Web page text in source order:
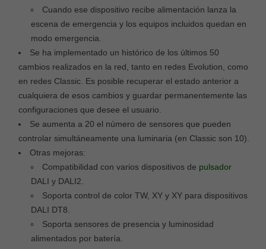
Cuando ese dispositivo recibe alimentación lanza la
escena de emergencia y los equipos incluidos quedan en
modo emergencia.
Se ha implementado un histórico de los últimos 50
cambios realizados en la red, tanto en redes Evolution, como
en redes Classic. Es posible recuperar el estado anterior a
cualquiera de esos cambios y guardar permanentemente las
configuraciones que desee el usuario.
Se aumenta a 20 el número de sensores que pueden
controlar simultáneamente una luminaria (en Classic son 10).
Otras mejoras:
Compatibilidad con varios dispositivos de pulsador
DALI y DALI2.
Soporta control de color TW, XY y XY para dispositivos
DALI DT8.
Soporta sensores de presencia y luminosidad
alimentados por batería.